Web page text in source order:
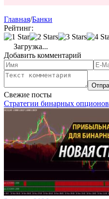
Главная/Банки
Рейтинг:
Загрузка...
Добавить комментарий
Свежие посты
Стратегии бинарных опционов